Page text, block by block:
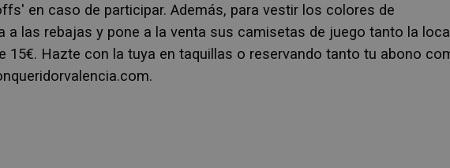
en caso de participar. Además, para vestir los colores de
a las rebajas y pone a la venta sus camisetas de juego tanto la
15€. Hazte con la tuya en taquillas o reservando tanto tu abono